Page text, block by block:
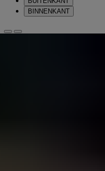
BINNENKANT